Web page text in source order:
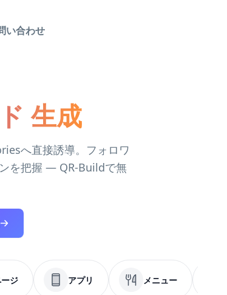
い合わせ
生成
へ直接誘導。フォロワ
を把握 — QR-Buildで無
ジ アプリ メニュー